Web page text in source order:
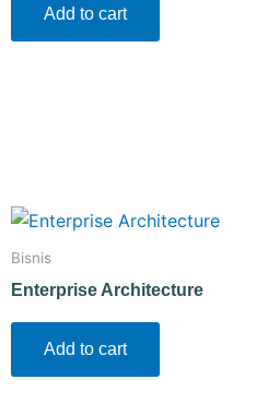
Add to cart
Bisnis
Enterprise Architecture
Add to cart